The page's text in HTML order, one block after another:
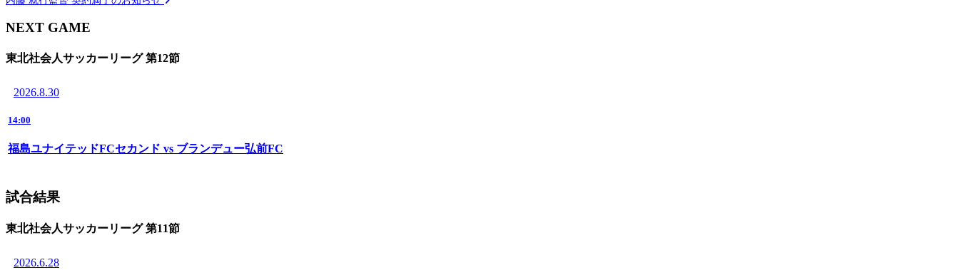
NEXT GAME
東北社会人サッカーリーグ 第12節
2026.8.30
14:00
福島ユナイテッドFCセカンド vs ブランデュー弘前FC
試合結果
東北社会人サッカーリーグ 第11節
2026.6.28